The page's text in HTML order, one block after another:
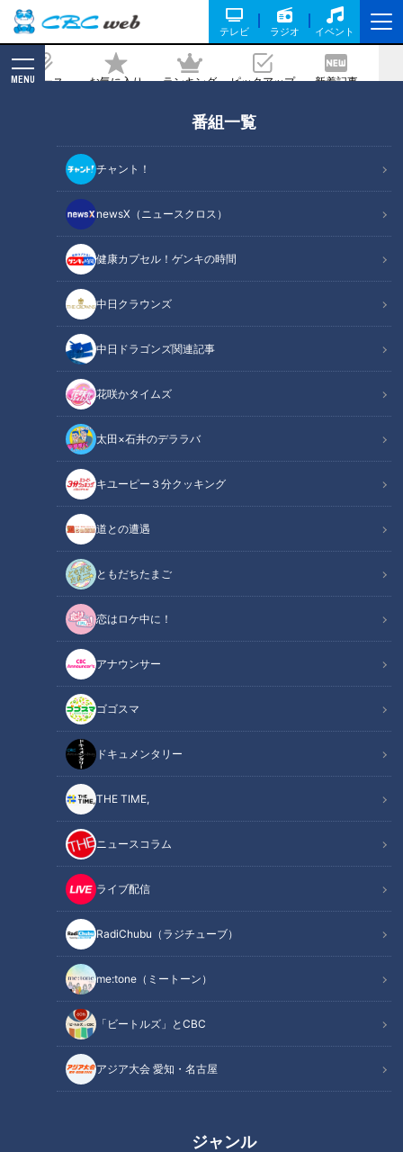
テレビ ラジオ イベント
ニュース お気に入り ランキング ピックアップ 新着記事
MENU
番組一覧
チャント！
newsX（ニュースクロス）
健康カプセル！ゲンキの時間
中日クラウンズ
中日ドラゴンズ関連記事
花咲かタイムズ
太田×石井のデララバ
キユーピー３分クッキング
道との遭遇
ともだちたまご
恋はロケ中に！
アナウンサー
ゴゴスマ
ドキュメンタリー
THE TIME,
ニュースコラム
ライブ配信
RadiChubu（ラジチューブ）
me:tone（ミートーン）
「ビートルズ」とCBC
アジア大会 愛知・名古屋
ジャンル
塞”と言われた鎌倉の住宅地に残る「高
野の切通し」とは
記事に戻る
画像：CBCテレビ『道との遭遇』
この記事の画像（全6枚）
記事に戻る
この記事を見たあなたへのおすすめ
なぜ“道”を好きになったのか？
人生の節目に立つ道マニアが“人
生の軌跡”を辿る
別天然記念物が相手”「イノシシ